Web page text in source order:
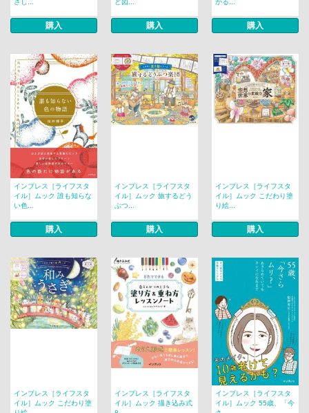
さし...
購入
ど図...
購入
かる...
購入
インプレス［ライフスタ
イル］ムック 誰も知らな
い色...
購入
インプレス［ライフスタ
イル］ムック 旅するどう
ぶつ...
購入
インプレス［ライフスタ
イル］ムック こだわり塗
り絵...
購入
インプレス［ライフスタ
イル］ムック こだわり塗
インプレス［ライフスタ
イル］ムック 描き込み式
インプレス［ライフスタ
イル］ムック 55歳、「今